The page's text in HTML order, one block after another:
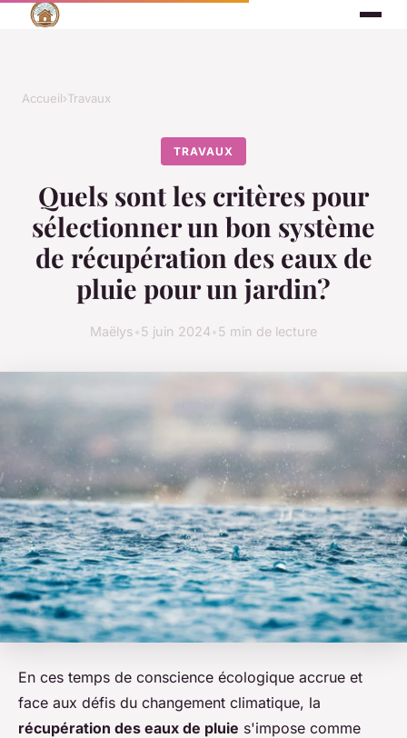
Accueil›Travaux
TRAVAUX
Quels sont les critères pour
sélectionner un bon système
de récupération des eaux de
pluie pour un jardin?
Maëlys 5 juin 2024 5 min de lecture
En ces temps de conscience écologique accrue et
face aux défis du changement climatique, la
récupération des eaux de pluie s'impose comme